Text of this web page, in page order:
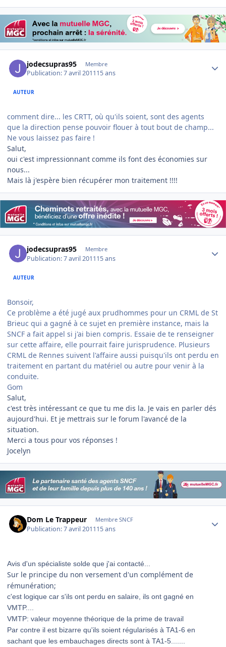
jodecsupras95 Membre
Publication:7 avril 201115 ans
AUTEUR
comment dire... les CRTT, où qu'ils soient, sont des agents
que la direction pense pouvoir flouer à tout bout de champ...
Ne vous laissez pas faire !
Salut,
oui c'est impressionnant comme ils font des économies sur
nous...
Mais là j'espère bien récupérer mon traitement !!!!
jodecsupras95 Membre
Publication:7 avril 201115 ans
AUTEUR
Bonsoir,
Ce problème a été jugé aux prudhommes pour un CRML de St
Brieuc qui a gagné à ce sujet en première instance, mais la
SNCF a fait appel si j'ai bien compris. Essaie de te renseigner
sur cette affaire, elle pourrait faire jurisprudence. Plusieurs
CRML de Rennes suivent l'affaire aussi puisqu'ils ont perdu en
traitement en partant du matériel ou autre pour venir à la
conduite.
Gom
Salut,
c'est très intéressant ce que tu me dis la. Je vais en parler dés
aujourd'hui. Et je mettrais sur le forum l'avancé de la
situation.
Merci a tous pour vos réponses !
Jocelyn
Dom Le Trappeur Membre SNCF
Publication:7 avril 201115 ans
Avis d'un spécialiste solde que j'ai contacté...
Sur le principe du non versement d'un complément de
rémunération;
c'est logique car s'ils ont perdu en salaire, ils ont gagné en
VMTP....
VMTP: valeur moyenne théorique de la prime de travail
Par contre il est bizarre qu'ils soient régularisés à TA1-6 en
sachant que les embauchages directs sont à TA1-5.......